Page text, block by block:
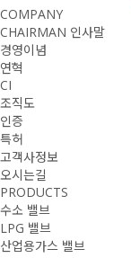
COMPANY
CHAIRMAN 인사말
경영이념
연혁
CI
조직도
인증
특허
고객사정보
오시는길
PRODUCTS
수소 밸브
LPG 밸브
산업용가스 밸브